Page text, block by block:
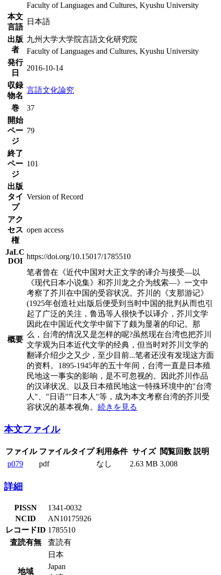
Faculty of Languages and Cultures, Kyushu University
本文
言語
日本語
出版
者
九州大学大学院言語文化研究院
Faculty of Languages and Cultures, Kyushu University
発行
日
2016-10-14
収録
物名
言語文化論究
巻
37
開始
ペー
ジ
79
終了
ペー
ジ
101
出版
タイ
プ
Version of Record
アク
セス
権
open access
JaLC
DOI
https://doi.org/10.15017/1785510
概要
笔者曾在《近代中国对大正文学的译介与接受—以
《现代日本小说集》和芥川龙之介为线索—》一文中
考察了芥川在中国的受容状况。芥川的《支那游记》
(1925年创造社)出版后便受到当时中国的批判从而也引
起了广泛的关注，鲁迅等人很快予以译介，芥川文学
因此在中国近代文学中留下了颇为显著的印记。那
么，台湾的情况又是怎样的呢?虽然现在台湾也把芥川
文学观为日本近代文学的经典，但当时对芥川文学的
翻译介绍少之又少，至少目前...笔者还没有发现这方面
的资料。1895-1945年的五十年间，台湾一直是日本殖
民地这一事实的影响，是不可忽视的。因此芥川作品
的汉译状况、以及日本殖民地这一特殊环境中的"台湾
人"、"日语""日本人"等，成为本文考察台湾的芥川受
容状况的基本视角。 続きを見る
本文ファイル
ファイル ファイルタイプ 利用条件 サイズ 閲覧回数 説明
p079
pdf なし 2.63 MB 3,008
詳細
PISSN
1341-0032
NCID
AN10175926
レコードID 1785510
査読有無
査読有
地域
日本
Japan